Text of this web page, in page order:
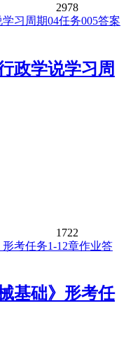
2978
政学说学习周
1722
基础》形考任